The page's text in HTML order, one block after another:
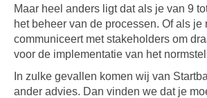
Maar heel anders ligt dat als je van 9
het beheer van de processen. Of als je
communiceert met stakeholders om
voor de implementatie van het
In zulke gevallen komen wij van
ander advies. Dan vinden we dat je